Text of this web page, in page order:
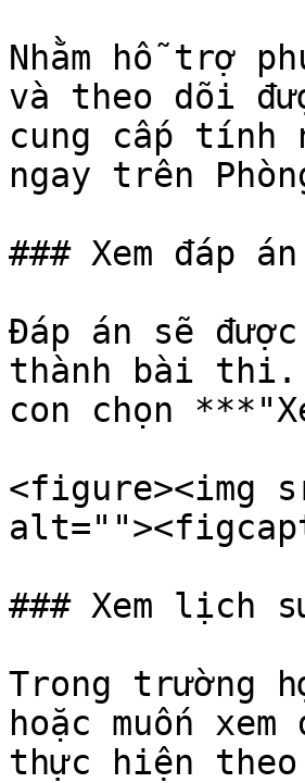
Nhằm hỗ trợ
và theo dõi
cung cấp tính
ngay trên
### Xem đáp án
Đáp án sẽ
thành bài thi.
con chọn
<figure><img
### Xem lịch
Trong trường
hoặc muốn
thực hiện